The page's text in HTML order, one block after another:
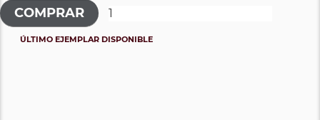
ÚLTIMO EJEMPLAR DISPONIBLE